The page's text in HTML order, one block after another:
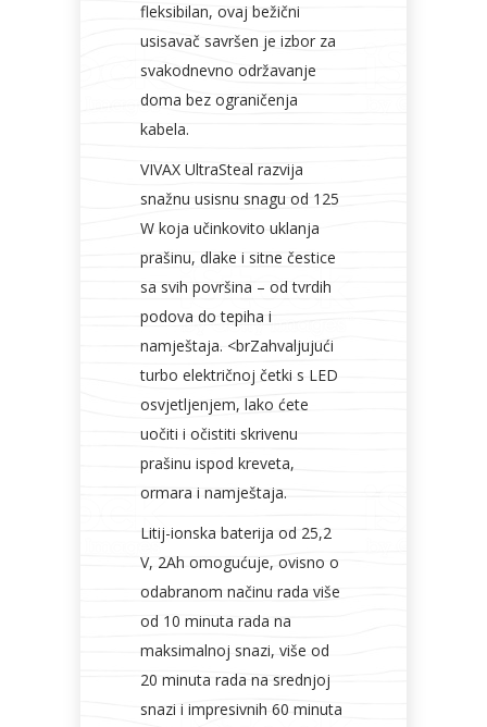
fleksibilan, ovaj bežični
usisavač savršen je izbor za
svakodnevno održavanje
doma bez ograničenja
kabela.
VIVAX UltraSteal razvija
snažnu usisnu snagu od 125
W koja učinkovito uklanja
prašinu, dlake i sitne čestice
sa svih površina – od tvrdih
podova do tepiha i
namještaja. <brZahvaljujući
turbo električnoj četki s LED
osvjetljenjem, lako ćete
uočiti i očistiti skrivenu
prašinu ispod kreveta,
ormara i namještaja.
Litij-ionska baterija od 25,2
V, 2Ah omogućuje, ovisno o
odabranom načinu rada više
od 10 minuta rada na
maksimalnoj snazi, više od
20 minuta rada na srednjoj
snazi i impresivnih 60 minuta